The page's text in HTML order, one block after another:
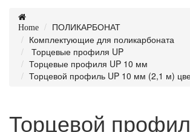
Home
ПОЛИКАРБОНАТ
Комплектующие для поликарбоната
Торцевые профиля UP
Торцевые профиля UP 10 мм
Торцевой профиль UP 10 мм (2,1 м)
Торцевой